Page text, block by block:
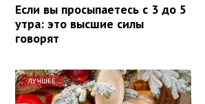
Если вы просыпаетесь с 3 до 5
утра: это высшие силы
говорят
ЛУЧШЕЕ